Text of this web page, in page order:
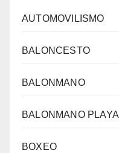
AUTOMOVILISMO
BALONCESTO
BALONMANO
BALONMANO PLAYA
BOXEO